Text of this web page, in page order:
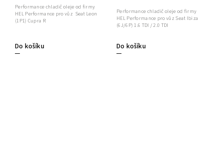
Do košíku
Performance chladič oleje od firmy
HEL Performance pro vůz Seat Leon
(1P1) Cupra R
Do košíku
Performance chladič oleje od firmy
HEL Performance pro vůz Seat Ibiza
(6J/6P) 1.6 TDI / 2.0 TDI